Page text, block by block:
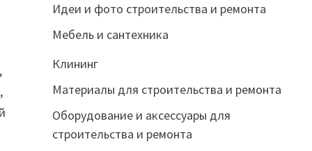
Идеи и фото строительства и ремонта
Мебель и сантехника
Клининг
Материалы для строительства и ремонта
Оборудование и аксессуары для
строительства и ремонта